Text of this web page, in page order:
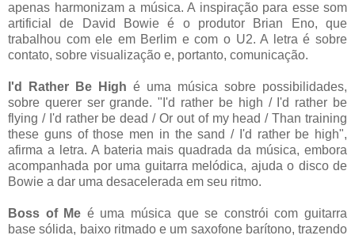
apenas harmonizam a música. A inspiração para esse som
artificial de David Bowie é o produtor Brian Eno, que
trabalhou com ele em Berlim e com o U2. A letra é sobre
contato, sobre visualização e, portanto, comunicação.
I'd Rather Be High é uma música sobre possibilidades,
sobre querer ser grande. "I'd rather be high / I'd rather be
flying / I'd rather be dead / Or out of my head / Than training
these guns of those men in the sand / I'd rather be high",
afirma a letra. A bateria mais quadrada da música, embora
acompanhada por uma guitarra melódica, ajuda o disco de
Bowie a dar uma desacelerada em seu ritmo.
Boss of Me é uma música que se constrói com guitarra
base sólida, baixo ritmado e um saxofone barítono, trazendo